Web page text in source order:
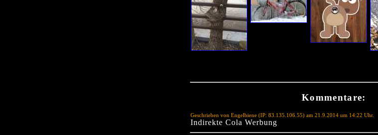
Kommentare:
Geschrieben von Engelbiene (IP: 83.135.106.55) am 21.9.2014 um 14:22 Uhr.
Indirekte Cola Werbung